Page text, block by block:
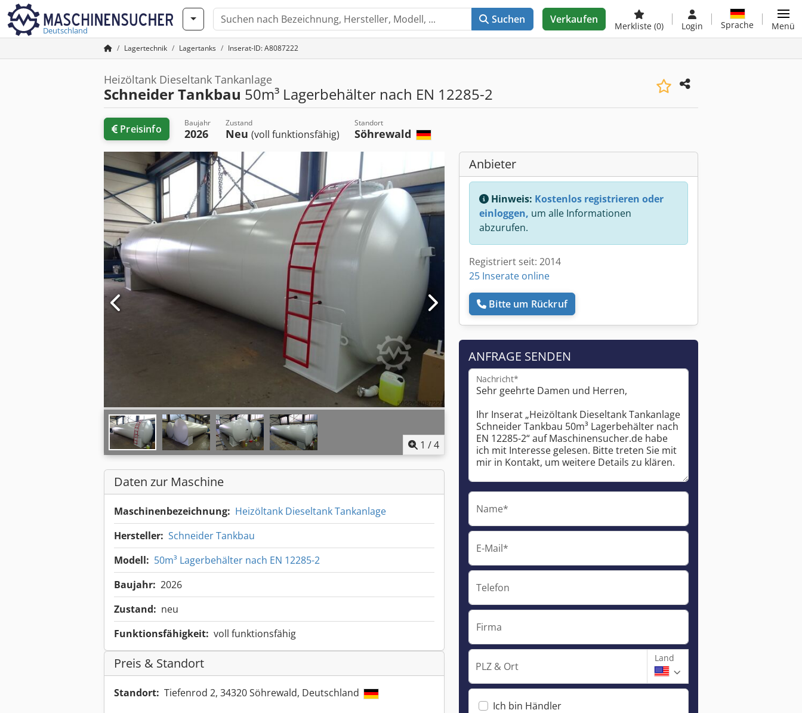
Deutschland
Suchen Verkaufen
Merkliste (0) Login Sprache Menü
Lagertechnik Lagertanks Inserat-ID: A8087222
Heizöltank Dieseltank Tankanlage
Schneider Tankbau 50m³ Lagerbehälter nach EN 12285-2
Preisinfo Baujahr
2026
Zustand
Neu (voll funktionsfähig)
Standort
Söhrewald
1 /4
Daten zur Maschine
Maschinenbezeichnung: Heizöltank Dieseltank Tankanlage
Hersteller: Schneider Tankbau
Modell: 50m³ Lagerbehälter nach EN 12285-2
Baujahr: 2026
Zustand: neu
Funktionsfähigkeit: voll funktionsfähig
Preis & Standort
Standort: Tiefenrod 2, 34320 Söhrewald, Deutschland
Anbieter
Hinweis: Kostenlos registrieren oder
einloggen, um alle Informationen
abzurufen.
Registriert seit: 2014
25 Inserate online
Bitte um Rückruf
ANFRAGE SENDEN
Nachricht*
Name*
E-Mail*
Telefon
Firma
PLZ & Ort
Land
Ich bin Händler